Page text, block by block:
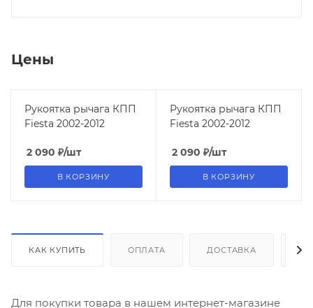
Цены
Рукоятка рычага КПП
Fiesta 2002-2012
2 090 ₽/шт
В КОРЗИНУ
Рукоятка рычага КПП
Fiesta 2002-2012
2 090 ₽/шт
В КОРЗИНУ
КАК КУПИТЬ ОПЛАТА ДОСТАВКА
Для покупки товара в нашем интернет-магазине